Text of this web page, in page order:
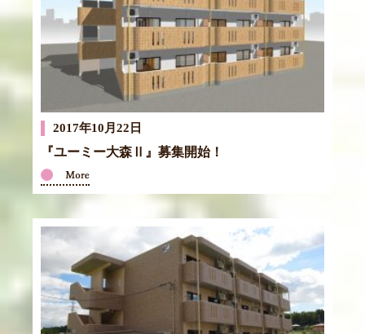
2017年10月22日
『ユーミー大森Ⅱ』募集開始！